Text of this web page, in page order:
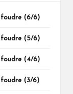
foudre (6/6)
foudre (5/6)
foudre (4/6)
foudre (3/6)